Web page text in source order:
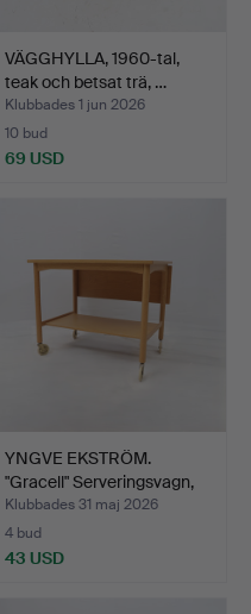
VÄGGHYLLA, 1960-tal,
teak och betsat trä, …
Klubbades 1 jun 2026
10 bud
69 USD
YNGVE EKSTRÖM.
"Gracell" Serveringsvagn,
e…
Klubbades 31 maj 2026
4 bud
43 USD